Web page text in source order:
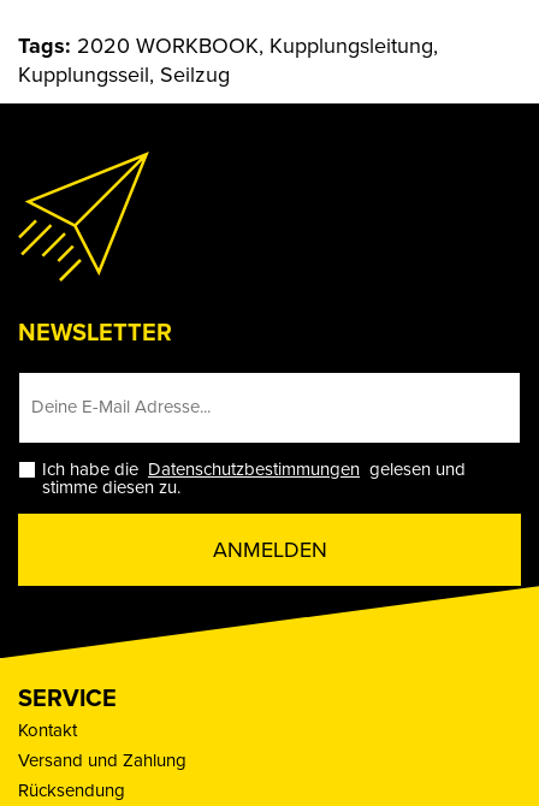
Tags: 2020 WORKBOOK, Kupplungsleitung,
Kupplungsseil, Seilzug
NEWSLETTER
Ich habe die Datenschutzbestimmungen gelesen und
stimme diesen zu.
ANMELDEN
SERVICE
Kontakt
Versand und Zahlung
Rücksendung